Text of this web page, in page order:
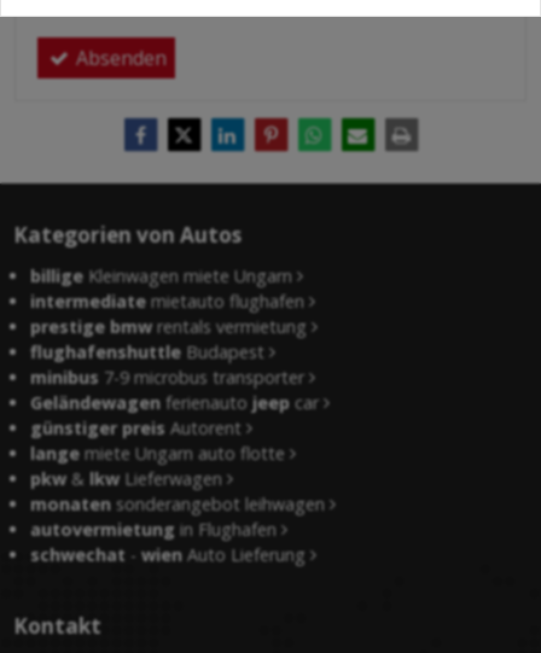
Absenden
Kategorien von Autos
billige Kleinwagen miete Ungarn
intermediate mietauto flughafen
prestige bmwrentals vermietung
flughafenshuttle Budapest
minibus 7-9 microbus transporter
Geländewagen ferienautojeep car
günstiger preis Autorent
lange miete Ungarn auto flotte
pkw&lkwLieferwagen
monaten sonderangebot leihwagen
autovermietung in Flughafen
schwechat -wien Auto Lieferung
Kontakt